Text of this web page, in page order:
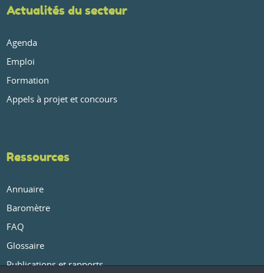
Actualités du secteur
Agenda
Emploi
Formation
Appels à projet et concours
Ressources
Annuaire
Baromètre
FAQ
Glossaire
Publications et rapports